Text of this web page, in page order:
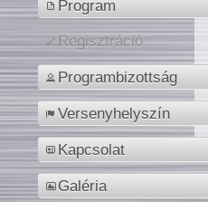
Program
Regisztráció
Programbizottság
Versenyhelyszín
Kapcsolat
Galéria